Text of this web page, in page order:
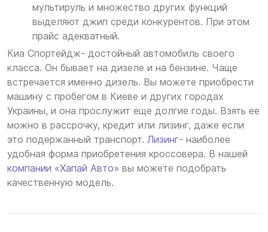
мультируль и множество других функций
выделяют джип среди конкурентов. При этом
прайс адекватный.
Киа Спортейдж- достойный автомобиль своего
класса. Он бывает на дизеле и на бензине. Чаще
встречается именно дизель. Вы можете приобрести
машину с пробегом в Киеве и других городах
Украины, и она прослужит еще долгие годы. Взять ее
можно в рассрочку, кредит или лизинг, даже если
это подержанный транспорт. Лизинг- наиболее
удобная форма приобретения кроссовера. В нашей
компании «Хапай Авто» вы можете подобрать
качественную модель.